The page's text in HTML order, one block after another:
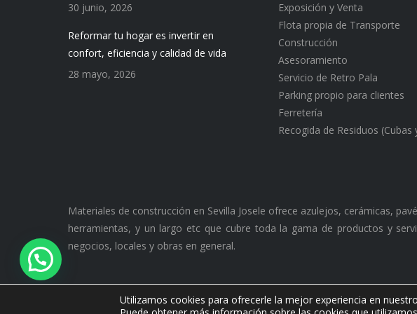
30 junio, 2026
Reformar tu hogar es invertir en
confort, eficiencia y calidad de vida
28 mayo, 2026
Exposición y Venta
Flota propia de Transporte
Construcción
Asesoramiento
Servicio de Retro Pala
Parking propio para clientes
Ferretería
Recogida de Residuos (Cubas
Materiales de construcción en Sevilla Josele ofrece azulejos, cerámicas,
herramientas, y un largo etc que cubre toda la gama de productos y
negocios, locales y obras en general.
Ⓒ 2026 Polvero Josele. Todos los derechos reservados. · Desarrollado por
Utilizamos cookies para ofrecerle la mejor experiencia en